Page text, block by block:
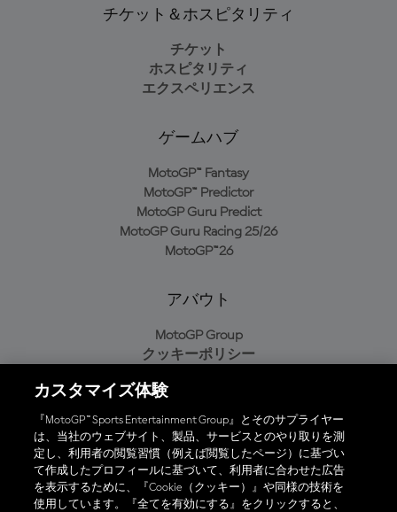
チケット＆ホスピタリティ
チケット
ホスピタリティ
エクスペリエンス
ゲームハブ
MotoGP™ Fantasy
MotoGP™ Predictor
MotoGP Guru Predict
MotoGP Guru Racing 25/26
MotoGP™26
アバウト
MotoGP Group
クッキーポリシー
プライバシーポリシー
購入ポリシー
オフィシャルアプリ
カスタマイズ体験
『MotoGP™ Sports Entertainment Group』とそのサプライヤー
は、当社のウェブサイト、製品、サービスとのやり取りを測
定し、利用者の閲覧習慣（例えば閲覧したページ）に基づい
て作成したプロフィールに基づいて、利用者に合わせた広告
を表示するために、『Cookie（クッキー）』や同様の技術を
使用しています。『全てを有効にする』をクリックすると、